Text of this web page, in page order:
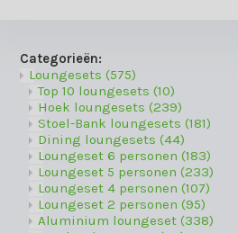
Categorieën:
Loungesets(575)
Top 10 loungesets(10)
Hoek loungesets(239)
Stoel-Bank loungesets(181)
Dining loungesets(44)
Loungeset 6 personen(183)
Loungeset 5 personen(233)
Loungeset 4 personen(107)
Loungeset 2 personen(95)
Aluminium loungeset(338)